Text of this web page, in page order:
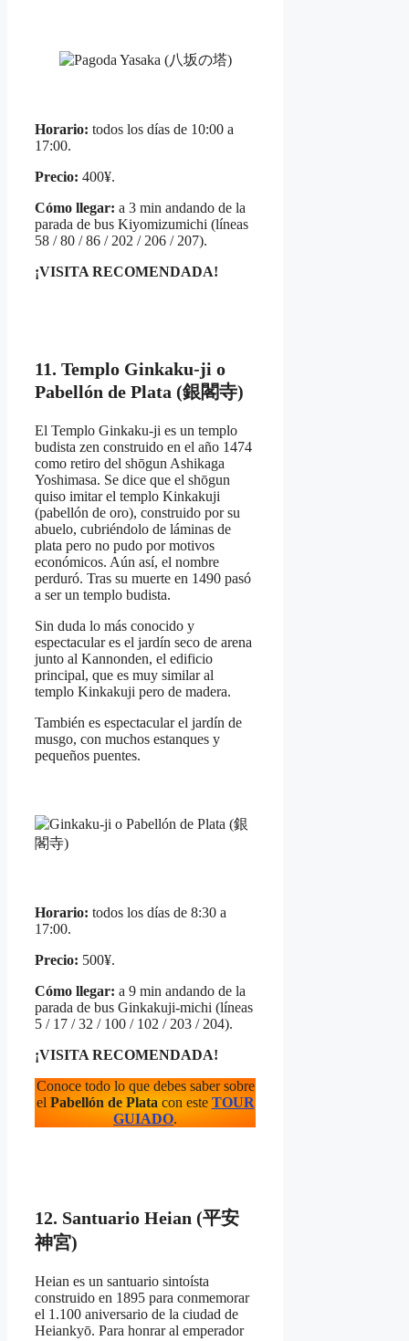
Horario: todos los días de 10:00 a
17:00.
Precio: 400¥.
Cómo llegar: a 3 min andando de la
parada de bus Kiyomizumichi (líneas
58 / 80 / 86 / 202 / 206 / 207).
¡VISITA RECOMENDADA!
11. Templo Ginkaku-ji o
Pabellón de Plata (銀閣寺)
El Templo Ginkaku-ji es un templo
budista zen construido en el año 1474
como retiro del shōgun Ashikaga
Yoshimasa. Se dice que el shōgun
quiso imitar el templo Kinkakuji
(pabellón de oro), construido por su
abuelo, cubriéndolo de láminas de
plata pero no pudo por motivos
económicos. Aún así, el nombre
perduró. Tras su muerte en 1490 pasó
a ser un templo budista.
Sin duda lo más conocido y
espectacular es el jardín seco de arena
junto al Kannonden, el edificio
principal, que es muy similar al
templo Kinkakuji pero de madera.
También es espectacular el jardín de
musgo, con muchos estanques y
pequeños puentes.
Horario: todos los días de 8:30 a
17:00.
Precio: 500¥.
Cómo llegar: a 9 min andando de la
parada de bus Ginkakuji-michi (líneas
5 / 17 / 32 / 100 / 102 / 203 / 204).
¡VISITA RECOMENDADA!
Conoce todo lo que debes saber sobre
el Pabellón de Plata con este TOUR
GUIADO.
12. Santuario Heian (平安
神宮)
Heian es un santuario sintoísta
construido en 1895 para conmemorar
el 1.100 aniversario de la ciudad de
Heiankyō. Para honrar al emperador